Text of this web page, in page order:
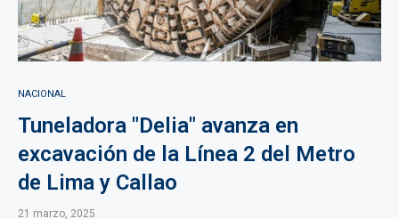
NACIONAL
Tuneladora "Delia" avanza en
excavación de la Línea 2 del Metro
de Lima y Callao
21 marzo, 2025